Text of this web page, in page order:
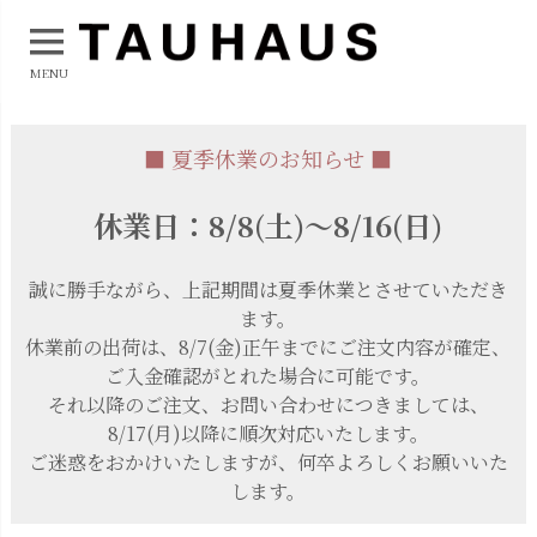
MENU
■ 夏季休業のお知らせ ■
休業日：8/8(土)～8/16(日)
誠に勝手ながら、上記期間は夏季休業とさせていただき
ます。
休業前の出荷は、8/7(金)正午までにご注文内容が確定、
ご入金確認がとれた場合に可能です。
それ以降のご注文、お問い合わせにつきましては、
8/17(月)以降に順次対応いたします。
ご迷惑をおかけいたしますが、何卒よろしくお願いいた
します。